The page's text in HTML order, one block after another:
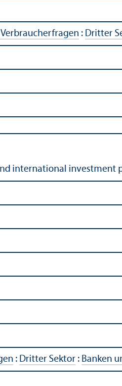
: Dritter
international
: Dritter Sektor : Banken